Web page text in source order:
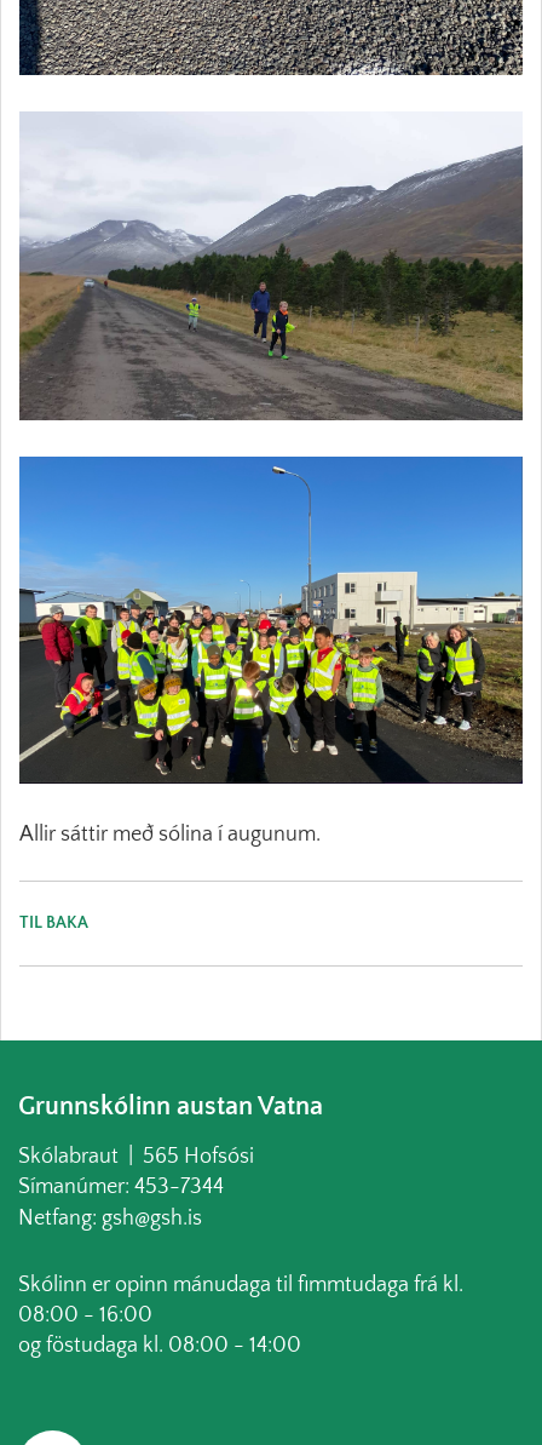
Allir sáttir með sólina í augunum.
TIL BAKA
Grunnskólinn austan Vatna
Skólabraut | 565 Hofsósi
Símanúmer: 453-7344
Netfang: gsh@gsh.is
Skólinn er opinn mánudaga til fimmtudaga frá kl.
08:00 - 16:00
og föstudaga kl. 08:00 - 14:00